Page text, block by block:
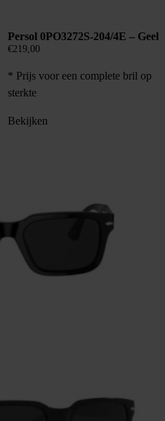
Persol 0PO3272S-204/4E – Geel
€219,00
* Prijs voor een complete bril op
sterkte
Bekijken